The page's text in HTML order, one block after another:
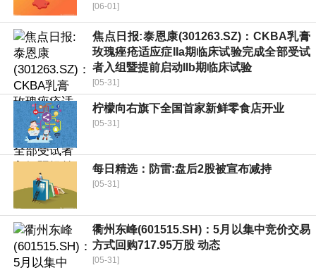
[06-01]
焦点日报:泰恩康(301263.SZ)：CKBA乳膏
玫瑰痤疮适应症IIa期临床试验完成全部受试
者入组暨提前启动IIb期临床试验
[05-31]
柠檬向右旗下全国首家新鲜零食店开业
[05-31]
每日精选：防雷:盘后2股被宣布减持
[05-31]
衢州东峰(601515.SH)：5月以集中竞价交易
方式回购717.95万股 动态
[05-31]